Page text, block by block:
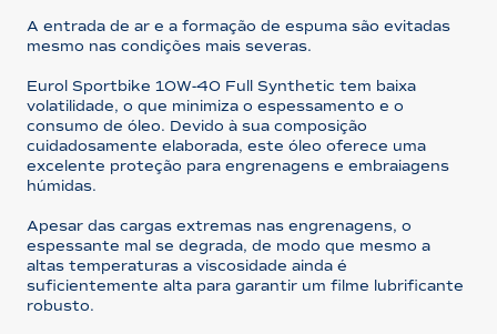
A entrada de ar e a formação de espuma são evitadas
mesmo nas condições mais severas.
Eurol Sportbike 10W-40 Full Synthetic tem baixa
volatilidade, o que minimiza o espessamento e o
consumo de óleo. Devido à sua composição
cuidadosamente elaborada, este óleo oferece uma
excelente proteção para engrenagens e embraiagens
húmidas.
Apesar das cargas extremas nas engrenagens, o
espessante mal se degrada, de modo que mesmo a
altas temperaturas a viscosidade ainda é
suficientemente alta para garantir um filme lubrificante
robusto.